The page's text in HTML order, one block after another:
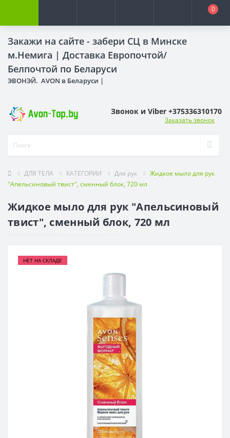
Закажи на сайте - забери СЦ в Минске
м.Немига | Доставка Европочтой/
Белпочтой по Беларуси
ЭВОНЭЙ. AVON в Беларуси |
0
Звонок и Viber +375336310170
Заказать звонок
ДЛЯ ТЕЛА КАТЕГОРИИ Для рук
Жидкое мыло для рук
"Апельсиновый твист", сменный блок, 720 мл
Жидкое мыло для рук "Апельсиновый
твист", сменный блок, 720 мл
НЕТ НА СКЛАДЕ